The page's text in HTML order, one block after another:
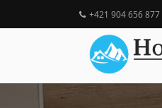
+421 904 656 877